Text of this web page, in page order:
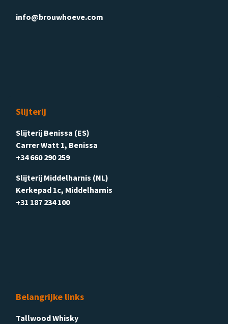
info@brouwhoeve.com
Slijterij
Slijterij Benissa (ES)
Carrer Watt 1, Benissa
+34 660 290 259
Slijterij Middelharnis (NL)
Kerkepad 1c, Middelharnis
+31 187 234 100
Belangrijke links
Tallwood Whisky